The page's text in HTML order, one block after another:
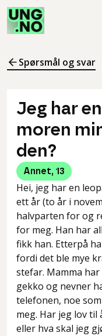
Spørsmål og svar
Jeg har
moren
den?
Annet, 13
Hei, jeg har en
ett år (to år i
halvparten for og
for meg. Han har
fikk han. Etterpå
fordi det ble mye
stefar. Mamma
gekko og nevner
telefonen, noe
meg. Har jeg lov til
eller hva skal jeg